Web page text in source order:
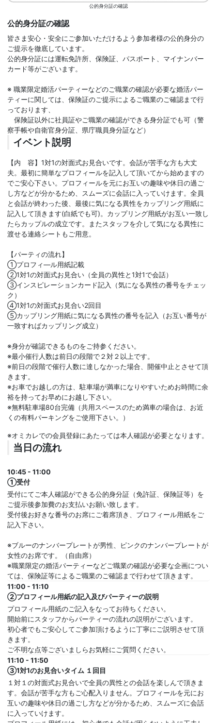
公的身分証の確認
公的身分証の確認
皆さま安心・安全にご参加いただけるよう参加者様の公的身分の
ご提示を徹底しています。
公的身分証には運転免許所、保険証、パスポート、マイナンバー
カード等がございます。
※ 職業限定婚活パーティーなどのご職業の確認が必要な婚活パー
ティーに関しては、保険証のご提示によるご職業のご確認まで行
っております、
保険証以外に社員証やご職業の確認ができる身分証でも可（警
察手帳や自衛官身分証、県庁職員身分証など）
イベント説明
【内 容】1対1の対面式お見合いです。会話が苦手な方も大丈
夫。最初に簡単なプロフィールを記入して頂いてから始めますの
でご安心下さい。プロフィールを元にお互いの趣味や休日の過ご
し方などが分かるため、スムーズに会話に入っていけます。全員
と会話が終わった後、最後に気になる異性をカップリング用紙に
記入して頂きます(白紙でも可)。カップリング用紙がお互い一致し
たらカップルの成立です。またスタッフを介して気になる異性に
渡せる連絡シートもご用意。
【パーティの流れ】
①プロフィ―ル用紙記載
②1対1の対面式お見合い（全員の異性と1対1で会話）
③インスピレーションカード記入（気になる異性の番号をチェッ
ク）
④1対1の対面式お見合い2回目
⑤カップリング用紙に気になる異性の番号を記入（お互い番号が
一致すればカップリング成立）
※身分が確認できるものをご持参ください。
※最小催行人数は前日の段階で２対２以上です。
※前日の段階で催行人数に達しなかった場合、開催中止とさせて頂
きます。
※お車でお越しの方は、駐車場が満車になりやすいためお時間に余
裕を持ってお早めにお越し下さい。
※無料駐車場80台完備（共用スペースのため満車の場合は、お近
くの有料パーキングをご使用下さい。）
※オミカレでの会員登録にあたっては本人確認が必要となります。
当日の流れ
10:45 - 11:00
①受付
受付にてご本人確認ができる公的身分証（免許証、保険証等）を
ご提示後参加費のお支払いお願い致します。
受付後お好きな番号のお席にご着席頂き、プロフィール用紙をご
記入下さい。
※ブルーのナンバープレートが男性、ピンクのナンバープレートが
女性のお席です。（自由席）
※職業限定の婚活パーティーなどご職業の確認が必要な企画につい
ては、保険証等によるご職業のご確認まで行わせて頂きます。
11:00 - 11:10
②プロフィール用紙の記入及びパーティーの説明
プロフィール用紙のご記入をなってお待ちください。
開始前にスタッフからパーティーの流れの説明がございます。
初心者でもご安心してご参加頂けるように丁寧にご説明させて頂
きます。
ご不明な点等ございましらお気軽にご質問ください。
11:10 - 11:50
③1対1のお見合いタイム １回目
１対１の対面式お見合いで全員の異性との会話を楽しんで頂きま
す。会話が苦手な方もご心配入りません。プロフィールを元にお
互いの趣味や休日の過ごし方などが分かるため、スムーズに会話
に入っていけます。